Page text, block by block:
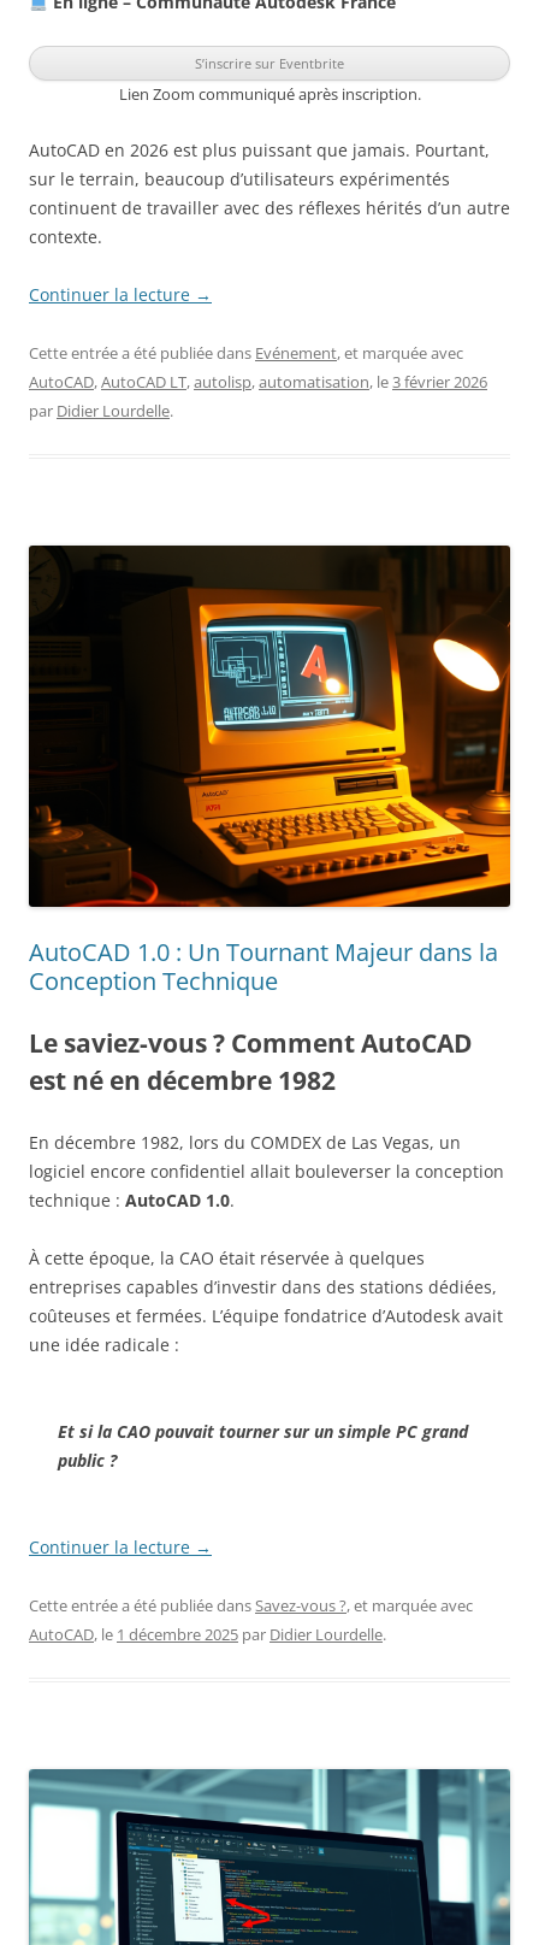
S’inscrire sur Eventbrite
Lien Zoom communiqué après inscription.
AutoCAD en 2026 est plus puissant que jamais. Pourtant,
sur le terrain, beaucoup d’utilisateurs expérimentés
continuent de travailler avec des réflexes hérités d’un autre
contexte.
Continuer la lecture →
Cette entrée a été publiée dans Evénement, et marquée avec
AutoCAD,AutoCAD LT,autolisp,automatisation, le3 février 2026
par Didier Lourdelle.
AutoCAD 1.0 : Un Tournant Majeur dans la
Conception Technique
Le saviez-vous ? Comment AutoCAD
est né en décembre 1982
En décembre 1982, lors du COMDEX de Las Vegas, un
logiciel encore confidentiel allait bouleverser la conception
technique : AutoCAD 1.0.
À cette époque, la CAO était réservée à quelques
entreprises capables d’investir dans des stations dédiées,
coûteuses et fermées. L’équipe fondatrice d’Autodesk avait
une idée radicale :
Et si la CAO pouvait tourner sur un simple PC grand
public ?
Continuer la lecture →
Cette entrée a été publiée dansSavez-vous ?, et marquée avec
AutoCAD, le 1 décembre 2025 par Didier Lourdelle.